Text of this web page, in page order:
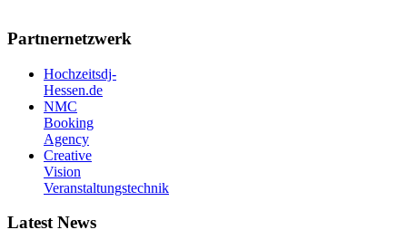
Partnernetzwerk
Hochzeitsdj-
Hessen.de
NMC
Booking
Agency
Creative
Vision
Veranstaltungstechnik
Latest News